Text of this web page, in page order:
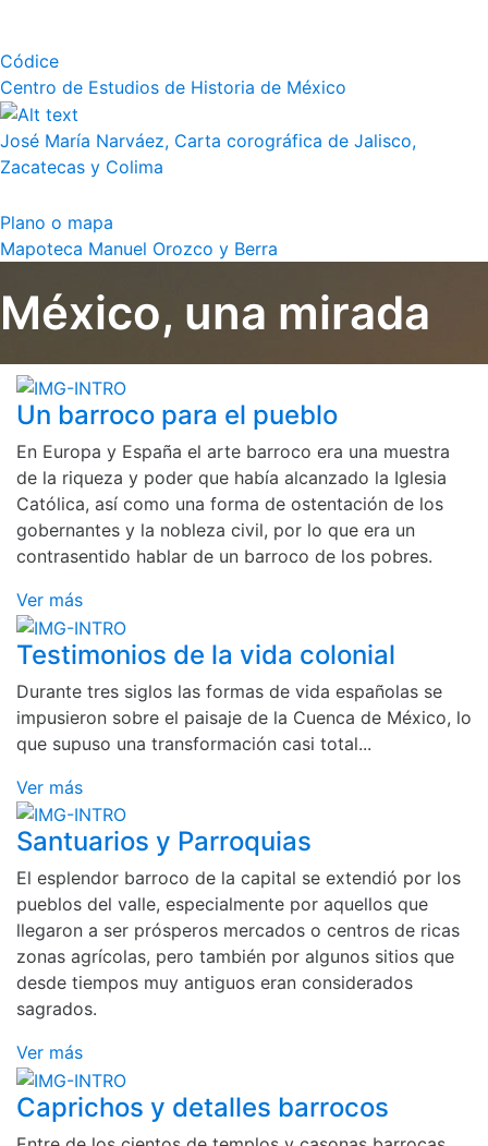
Códice
Centro de Estudios de Historia de México
José María Narváez, Carta corográfica de Jalisco,
Zacatecas y Colima
Plano o mapa
Mapoteca Manuel Orozco y Berra
México, una mirada
Un barroco para el pueblo
En Europa y España el arte barroco era una muestra
de la riqueza y poder que había alcanzado la Iglesia
Católica, así como una forma de ostentación de los
gobernantes y la nobleza civil, por lo que era un
contrasentido hablar de un barroco de los pobres.
Ver más
Testimonios de la vida colonial
Durante tres siglos las formas de vida españolas se
impusieron sobre el paisaje de la Cuenca de México, lo
que supuso una transformación casi total...
Ver más
Santuarios y Parroquias
El esplendor barroco de la capital se extendió por los
pueblos del valle, especialmente por aquellos que
llegaron a ser prósperos mercados o centros de ricas
zonas agrícolas, pero también por algunos sitios que
desde tiempos muy antiguos eran considerados
sagrados.
Ver más
Caprichos y detalles barrocos